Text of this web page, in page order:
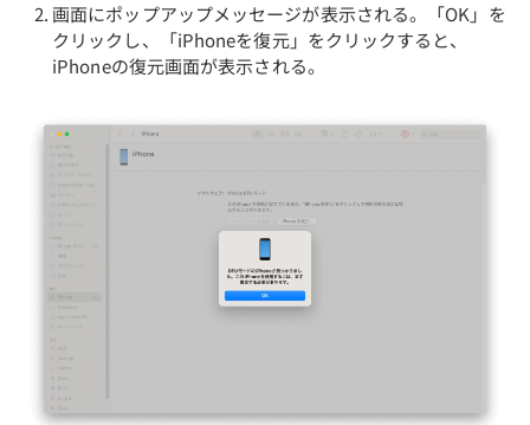
画面にポップアップメッセージが表示される。「OK」を
クリックし、「iPhoneを復元」をクリックすると、
iPhoneの復元画面が表示される。